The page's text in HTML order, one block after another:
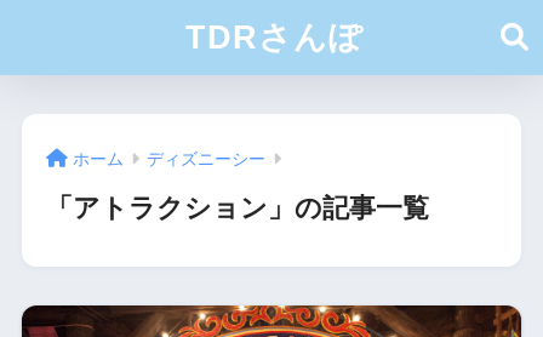
TDRさんぽ
ホーム ディズニーシー
「アトラクション」の記事一覧